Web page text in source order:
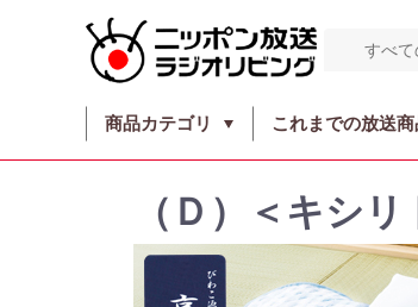
商品カテゴリ これまでの放送
（Ｄ）＜キシ